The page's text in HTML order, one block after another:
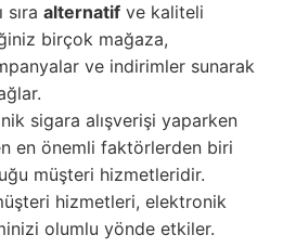
sıra alternatif ve kaliteli
birçok mağaza,
ve indirimler sunarak
sigara alışverişi yaparken
en önemli faktörlerden biri
müşteri hizmetleridir.
hizmetleri, elektronik
olumlu yönde etkiler.